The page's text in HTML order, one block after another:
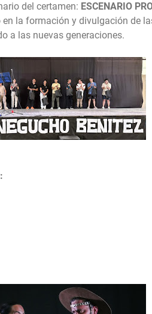
del certamen: ESCENARIO
en la formación y divulgación de
a las nuevas generaciones.